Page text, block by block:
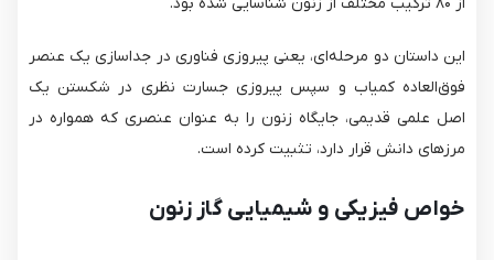
این داستان دو مرحله‌ای، یعنی پیروزی فناوری در جداسازی یک عنصر
فوق‌العاده کمیاب و سپس پیروزی جسارت نظری در شکستن یک
اصل علمی قدیمی، جایگاه زنون را به عنوان عنصری که همواره در
مرزهای دانش قرار دارد، تثبیت کرده است.
خواص فیزیکی و شیمیایی گاز زنون